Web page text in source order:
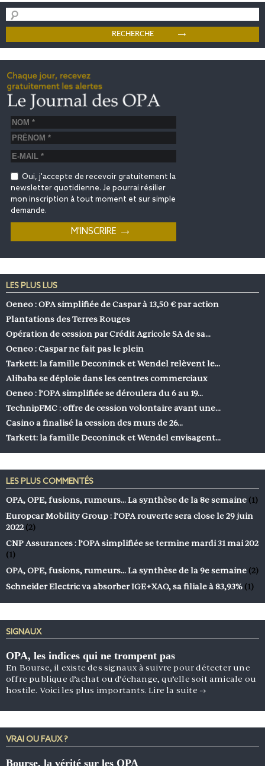
Oui, j'accepte de recevoir gratuitement la
newsletter quotidienne. Je pourrai résilier
mon inscription à tout moment et sur simple
demande.
LES PLUS LUS
Oeneo : OPA simplifiée de Caspar à 13,50 € par action
Plantations des Terres Rouges
Opération de cession par Crédit Agricole SA de sa…
Oeneo : Caspar ne fait pas le plein
Tarkett: la famille Deconinck et Wendel relèvent le…
Alibaba se déploie dans les centres commerciaux
Oeneo : l’OPA simplifiée se déroulera du 6 au 19…
TechnipFMC : offre de cession volontaire avant une…
Casino a finalisé la cession des murs de 26…
Tarkett: la famille Deconinck et Wendel envisagent…
LES PLUS COMMENTÉS
OPA, OPE, fusions, rumeurs… La synthèse de la 8e semaine (1)
Europcar Mobility Group : l’OPA rouverte sera close le 29 juin
2022 (2)
CNP Assurances : l’OPA simplifiée se termine mardi 31 mai 202
(1)
OPA, OPE, fusions, rumeurs… La synthèse de la 9e semaine (2)
Schneider Electric va absorber IGE+XAO, sa filiale à 83,93% (1)
SIGNAUX
OPA, les indices qui ne trompent pas
En Bourse, il existe des signaux à suivre pour détecter une
offre publique d’achat ou d’échange, qu’elle soit amicale ou
hostile. Voici les plus importants.Lire la suite →
VRAI OU FAUX ?
Bourse, la vérité sur les OPA